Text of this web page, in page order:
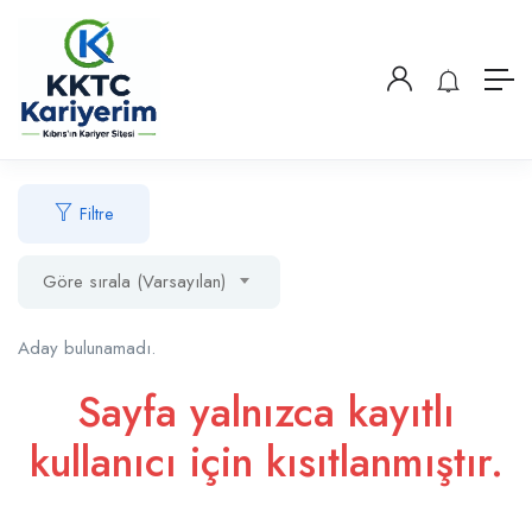
Filtre
Göre sırala (Varsayılan)
Aday bulunamadı.
Sayfa yalnızca kayıtlı
kullanıcı için kısıtlanmıştır.